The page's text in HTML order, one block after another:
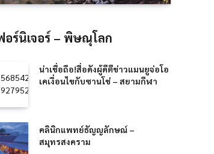
มานิตเฟอร์นิเจอร์ – พิษณุโลก
น่าเชื่อถือ!สื่อดังผู้ดีตีข่าวแมนยูจ่อโอ
เคเงื่อนไขกับซานโช่ – สยามกีฬา
คลินิกแพทย์ธัญญลักษณ์ –
สมุทรสงคราม